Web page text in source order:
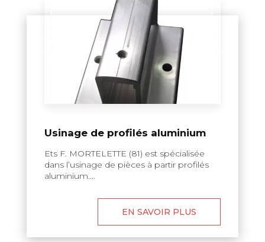
Usinage de profilés aluminium
Ets F. MORTELETTE (81) est spécialisée
dans l’usinage de pièces à partir profilés
aluminium....
EN SAVOIR PLUS